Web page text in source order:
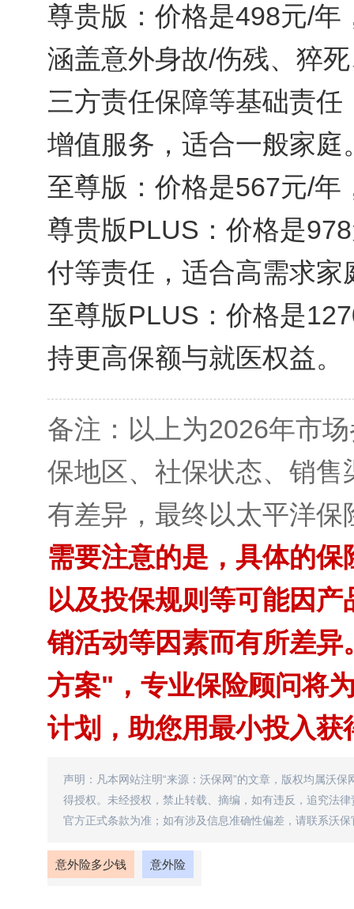
尊贵版：价格是498元/年
涵盖意外身故/伤残、猝
三方责任保障等基础责
增值服务，适合一般家庭
至尊版：价格是567元/
尊贵版PLUS：价格是
付等责任，适合高需求家
至尊版PLUS：价格是
持更高保额与就医权益。
备注：以上为2026年市
保地区、社保状态、销
有差异，最终以太平洋
需要注意的是，具体的
以及投保规则等可能因
销活动等因素而有所差
方案"，专业保险顾问将
计划，助您用最小投入获
声明：凡本网站注明“来源：沃保网”的文章，版权均属沃
得授权。未经授权，禁止转载、摘编，如有违反，追究法
官方正式条款为准；如有涉及信息准确性偏差，请联系沃保
意外险多少钱 意外险